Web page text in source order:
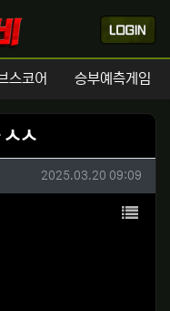
스코어 승부예측게임
ㅅ
작성일
2025.03.20 09:09
목록